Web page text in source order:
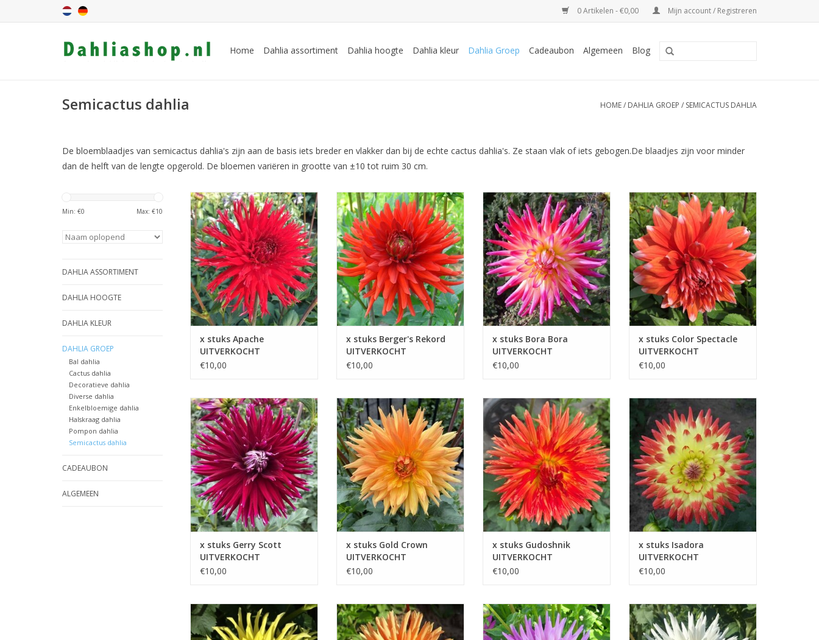
0 Artikelen - €0,00 Mijn account / Registreren
Home Dahlia assortiment Dahlia hoogte Dahlia kleur Dahlia Groep Cadeaubon Algemeen Blog
Semicactus dahlia HOME/ DAHLIA GROEP / SEMICACTUS DAHLIA
De bloemblaadjes van semicactus dahlia's zijn aan de basis iets breder en vlakker dan bij de echte cactus dahlia's. Ze staan vlak of iets gebogen.De blaadjes zijn voor minder
dan de helft van de lengte opgerold. De bloemen variëren in grootte van ±10 tot ruim 30 cm.
Min: €0 Max: €10
DAHLIA ASSORTIMENT
DAHLIA HOOGTE
DAHLIA KLEUR
DAHLIA GROEP
Bal dahlia
Cactus dahlia
Decoratieve dahlia
Diverse dahlia
Enkelbloemige dahlia
Halskraag dahlia
Pompon dahlia
Semicactus dahlia
CADEAUBON
ALGEMEEN
Dahlia Apache zorgt met zijn
levendige, vurige rode kleur en
ingesneden bloemblaadjes voor
een speelse en warme noot in uw
tuin
TOEVOEGEN AAN WINKELWAGEN
x stuks Apache
UITVERKOCHT
€10,00
De rode kleur van deze dahlia
voegt een levendige touch toe
aan uw tuin, waardoor het een
ideale keuze is voor liefhebbers
van kleurrijke bloemen
TOEVOEGEN AAN WINKELWAGEN
x stuks Berger's Rekord
UITVERKOCHT
€10,00
Geniet van de warme kleuren en
de vrolijke uitstraling die Bora
Bora met zich meebrengt
TOEVOEGEN AAN WINKELWAGEN
x stuks Bora Bora
UITVERKOCHT
€10,00
De levendige oranje kleur met
soms witte bladpunten zorgt
voor een vrolijke en stijlvolle
uitstraling
TOEVOEGEN AAN WINKELWAGEN
x stuks Color Spectacle
UITVERKOCHT
€10,00
Gerry Scott is een spectaculaire
blikvanger in elk perk en trekt de
bewonderende blikken van alle
tuinbezoekers
TOEVOEGEN AAN WINKELWAGEN
x stuks Gerry Scott
UITVERKOCHT
€10,00
Gold Crown voegt een
majestueuze uitstraling toe aan
uw groene omgeving en verrijkt
elke tuin met zijn stralende
aanwezigheid
TOEVOEGEN AAN WINKELWAGEN
x stuks Gold Crown
UITVERKOCHT
€10,00
De levendige oranje en gele
tinten stralen warmte en energie
uit, waardoor ze perfect zijn voor
een zonnige en vrolijke tuin
TOEVOEGEN AAN WINKELWAGEN
x stuks Gudoshnik
UITVERKOCHT
€10,00
Isadora is niet alleen een bloem,
maar een waar cadeau uit de
natuur, die iedere ruimte opfleurt
en dromen stimuleert
TOEVOEGEN AAN WINKELWAGEN
x stuks Isadora
UITVERKOCHT
€10,00
Kennemerland is een statige
verschijning die met zijn
opvallende gele bloemen mooi
Met zijn stralende kleur en
elegante houding brengt Ludwig
Helfert vreugde en kleur in elke
U zult gegarandeerd talloze
momenten van schoonheid en
vreugde beleven aan deze
Zijn tijdloze charme maakt dat
My Love je hart keer op keer zal
weten te veroveren